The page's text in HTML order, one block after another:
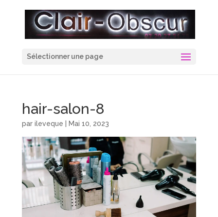
Sélectionner une page
hair-salon-8
par ileveque Mai 10, 2023